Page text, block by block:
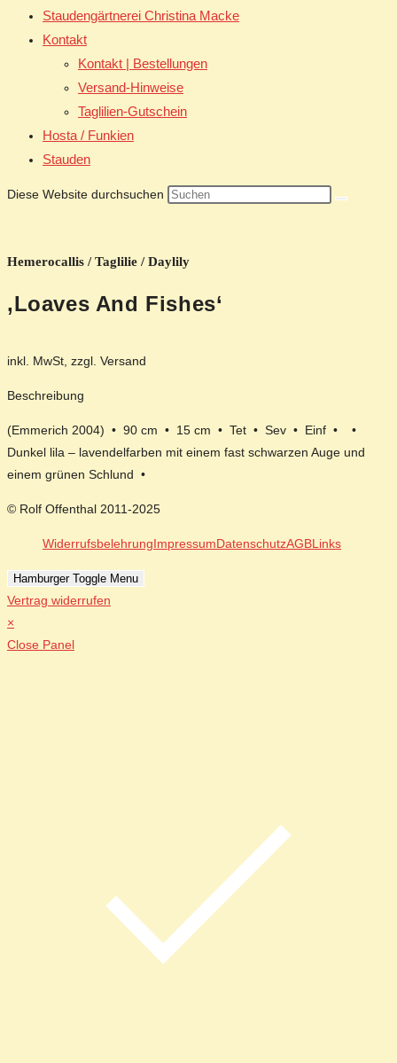
Staudengärtnerei Christina Macke
Kontakt
Kontakt | Bestellungen
Versand-Hinweise
Taglilien-Gutschein
Hosta / Funkien
Stauden
Diese Website durchsuchen
Hemerocallis / Taglilie / Daylily
‚Loaves And Fishes‘
inkl. MwSt, zzgl. Versand
Beschreibung
(Emmerich 2004) • 90 cm • 15 cm • Tet • Sev • Einf • •
Dunkel lila – lavendelfarben mit einem fast schwarzen Auge und
einem grünen Schlund •
© Rolf Offenthal 2011-2025
WiderrufsbelehrungImpressumDatenschutzAGBLinks
Hamburger Toggle Menu
Vertrag widerrufen
×
Close Panel